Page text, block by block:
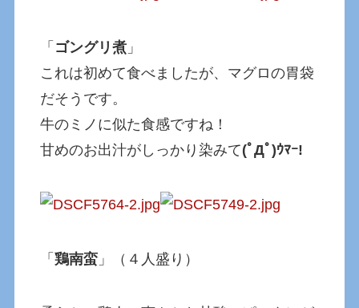
「 ゴングリ煮 」
これは初めて食べましたが、マグロの胃袋
だそうです。
牛のミノに似た食感ですね！
甘めのお出汁がしっかり染みて(ﾟДﾟ)ｳﾏｰ!
「鶏南蛮 」（４人盛り）